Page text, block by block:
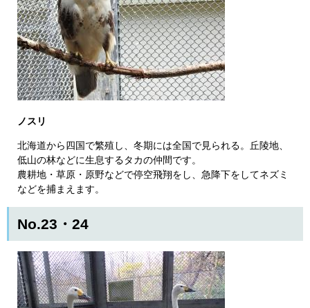
ノスリ
北海道から四国で繁殖し、冬期には全国で見られる。丘陵地、
低山の林などに生息するタカの仲間です。
農耕地・草原・原野などで停空飛翔をし、急降下をしてネズミ
などを捕まえます。
No.23・24